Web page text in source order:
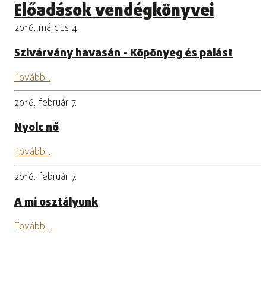
Előadások vendégkönyvei
2016. március 4.
Szivárvány havasán - Köpönyeg és palást
Tovább...
2016. február 7.
Nyolc nő
Tovább...
2016. február 7.
A mi osztályunk
Tovább...